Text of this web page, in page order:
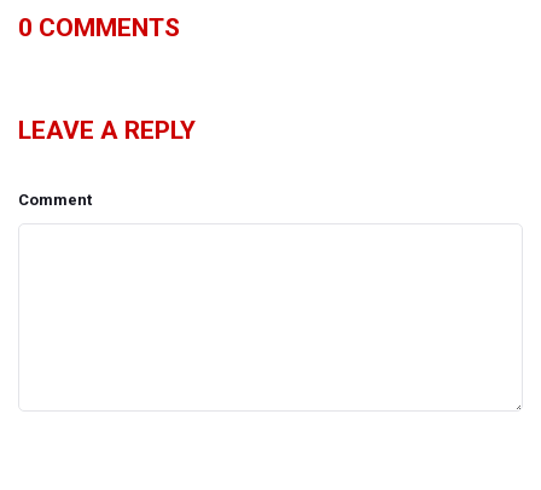
0 COMMENTS
LEAVE A REPLY
Comment